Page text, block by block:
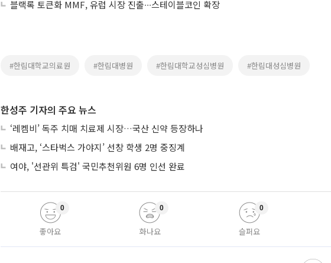
블랙록 토큰화 MMF, 유럽 시장 진출∙∙∙스테이블코인 확장
#한림대학교의료원 #한림대병원 #한림대학교성심병원 #한림대성심병원
한성주 기자의 주요 뉴스
‘레켐비’ 독주 치매 치료제 시장…국산 신약 등장하나
배재고, ‘스타벅스 가야지’ 선창 학생 2명 중징계
여야, '선관위 특검' 국민추천위원 6명 인선 완료
좋아요
0
화나요
0
슬퍼요
0